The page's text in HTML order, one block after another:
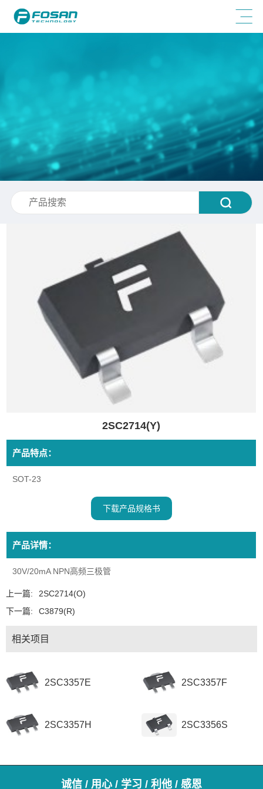
2SC2714(Y)
产品特点：
SOT-23
下载产品规格书
产品详情：
30V/20mA NPN高频三极管
上一篇:
2SC2714(O)
下一篇:
C3879(R)
相关项目
2SC3357E 2SC3357F
2SC3357H 2SC3356S
诚信 / 用心 / 学习 / 利他 / 感恩